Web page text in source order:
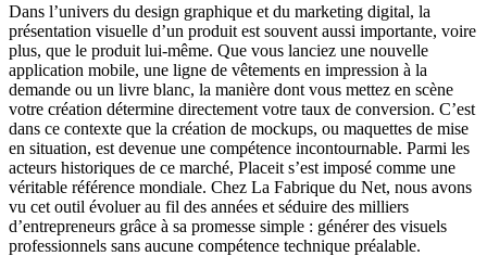
Dans l’univers du design graphique et du marketing digital, la
présentation visuelle d’un produit est souvent aussi importante, voire
plus, que le produit lui-même. Que vous lanciez une nouvelle
application mobile, une ligne de vêtements en impression à la
demande ou un livre blanc, la manière dont vous mettez en scène
votre création détermine directement votre taux de conversion. C’est
dans ce contexte que la création de mockups, ou maquettes de mise
en situation, est devenue une compétence incontournable. Parmi les
acteurs historiques de ce marché, Placeit s’est imposé comme une
véritable référence mondiale. Chez La Fabrique du Net, nous avons
vu cet outil évoluer au fil des années et séduire des milliers
d’entrepreneurs grâce à sa promesse simple : générer des visuels
professionnels sans aucune compétence technique préalable.